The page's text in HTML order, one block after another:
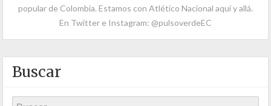
popular de Colombia. Estamos con Atlético Nacional aquí y allá.
En Twitter e Instagram: @pulsoverdeEC
Buscar